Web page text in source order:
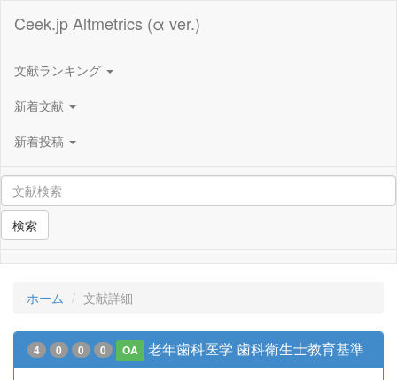
Ceek.jp Altmetrics (α ver.)
文献ランキング
新着文献
新着投稿
検索
ホーム 文献詳細
4 0 0 0 OA 老年歯科医学 歯科衛生士教育基準